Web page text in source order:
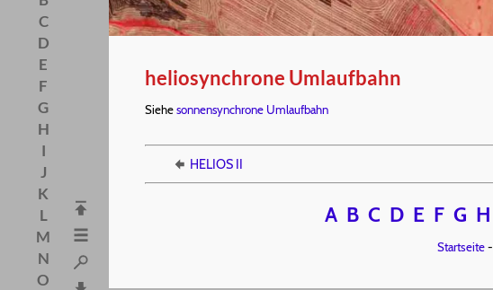
C
D
E
F
G
H
I
J
K
L
M
N
O
heliosynchrone Umlaufbahn
Siehesonnensynchrone Umlaufbahn
HELIOS II
A B C D E F G H
Startseite-